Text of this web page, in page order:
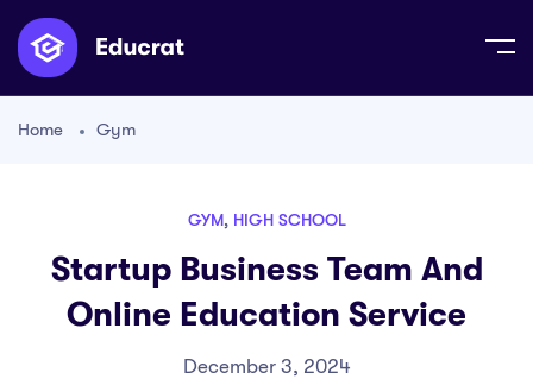
Home Gym
GYM, HIGH SCHOOL
Startup Business Team And
Online Education Service
December 3, 2024